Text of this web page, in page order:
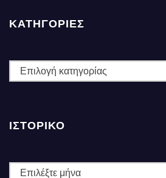
ΚΑΤΗΓΟΡΙΕΣ
ΚΑΤΗΓΟΡΙΕΣ
ΙΣΤΟΡΙΚΌ
Ιστορικό